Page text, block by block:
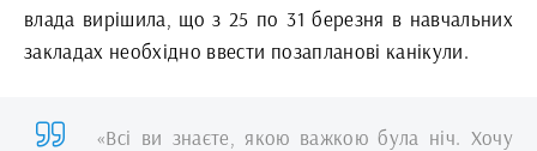
влада вирішила, що з 25 по 31 березня в навчальних
закладах необхідно ввести позапланові канікули.
«Всі ви знаєте, якою важкою була ніч. Хочу